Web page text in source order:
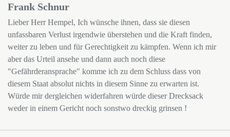
Frank Schnur
Lieber Herr Hempel, Ich wünsche ihnen, dass sie diesen
unfassbaren Verlust irgendwie überstehen und die Kraft finden,
weiter zu leben und für Gerechtigkeit zu kämpfen. Wenn ich mir
aber das Urteil ansehe und dann auch noch diese
"Gefährderansprache" komme ich zu dem Schluss dass von
diesem Staat absolut nichts in diesem Sinne zu erwarten ist.
Würde mir dergleichen widerfahren würde dieser Drecksack
weder in einem Gericht noch sonstwo dreckig grinsen !